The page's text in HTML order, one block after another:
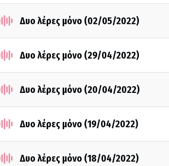
Δυο λέρες μόνο (02/05/2022)
Δυο λέρες μόνο (29/04/2022)
Δυο λέρες μόνο (20/04/2022)
Δυο λέρες μόνο (19/04/2022)
Δυο λέρες μόνο (18/04/2022)